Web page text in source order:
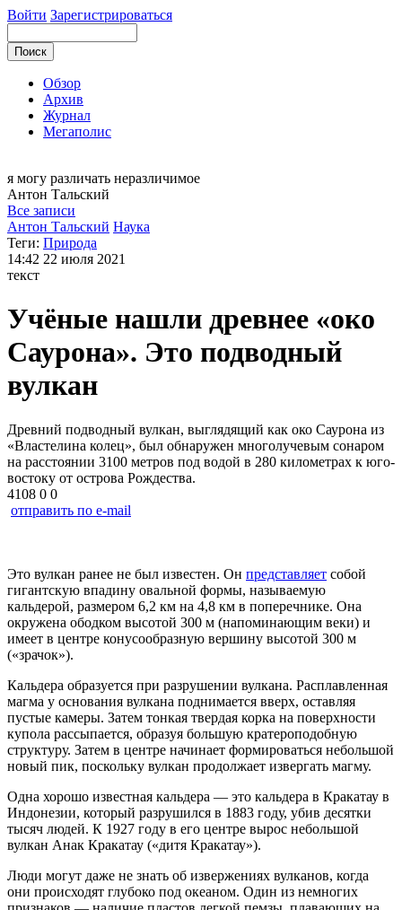
Войти Зарегистрироваться
Обзор
Архив
Журнал
Мегаполис
я могу различать неразличимое
Антон Тальский
Все записи
Антон Тальский Наука
Теги: Природа
14:42 22 июля 2021
текст
Учёные нашли древнее «око
Саурона». Это подводный
вулкан
Древний подводный вулкан, выглядящий как око Саурона из
«Властелина колец», был обнаружен многолучевым сонаром
на расстоянии 3100 метров под водой в 280 километрах к юго-
востоку от острова Рождества.
4108 0 0
отправить по e-mail
Это вулкан ранее не был известен. Он представляет собой
гигантскую впадину овальной формы, называемую
кальдерой, размером 6,2 км на 4,8 км в поперечнике. Она
окружена ободком высотой 300 м (напоминающим веки) и
имеет в центре конусообразную вершину высотой 300 м
(«зрачок»).
Кальдера образуется при разрушении вулкана. Расплавленная
магма у основания вулкана поднимается вверх, оставляя
пустые камеры. Затем тонкая твердая корка на поверхности
купола рассыпается, образуя большую кратероподобную
структуру. Затем в центре начинает формироваться небольшой
новый пик, поскольку вулкан продолжает извергать магму.
Одна хорошо известная кальдера — это кальдера в Кракатау в
Индонезии, который разрушился в 1883 году, убив десятки
тысяч людей. К 1927 году в его центре вырос небольшой
вулкан Анак Кракатау («дитя Кракатау»).
Люди могут даже не знать об извержениях вулканов, когда
они происходят глубоко под океаном. Один из немногих